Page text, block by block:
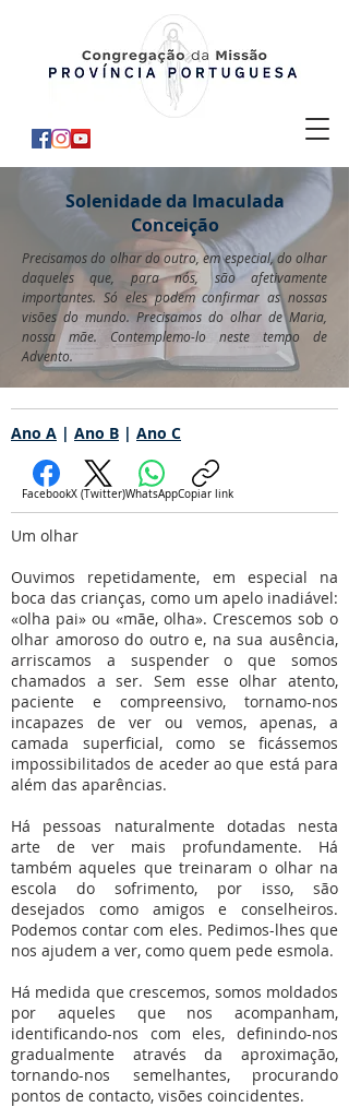
Solenidade da Imaculada
Conceição
Precisamos do olhar do outro, em especial, do olhar
daqueles que, para nós, são afetivamente
importantes. Só eles podem confirmar as nossas
visões do mundo. Precisamos do olhar de Maria,
nossa mãe. Contemplemo-lo neste tempo de
Advento.
Ano A | Ano B | Ano C
FacebookX (Twitter)WhatsAppCopiar link
Um olhar
Ouvimos repetidamente, em especial na
boca das crianças, como um apelo inadiável:
«olha pai» ou «mãe, olha». Crescemos sob o
olhar amoroso do outro e, na sua ausência,
arriscamos a suspender o que somos
chamados a ser. Sem esse olhar atento,
paciente e compreensivo, tornamo-nos
incapazes de ver ou vemos, apenas, a
camada superficial, como se ficássemos
impossibilitados de aceder ao que está para
além das aparências.
Há pessoas naturalmente dotadas nesta
arte de ver mais profundamente. Há
também aqueles que treinaram o olhar na
escola do sofrimento, por isso, são
desejados como amigos e conselheiros.
Podemos contar com eles. Pedimos-lhes que
nos ajudem a ver, como quem pede esmola.
Há medida que crescemos, somos moldados
por aqueles que nos acompanham,
identificando-nos com eles, definindo-nos
gradualmente através da aproximação,
tornando-nos semelhantes, procurando
pontos de contacto, visões coincidentes.